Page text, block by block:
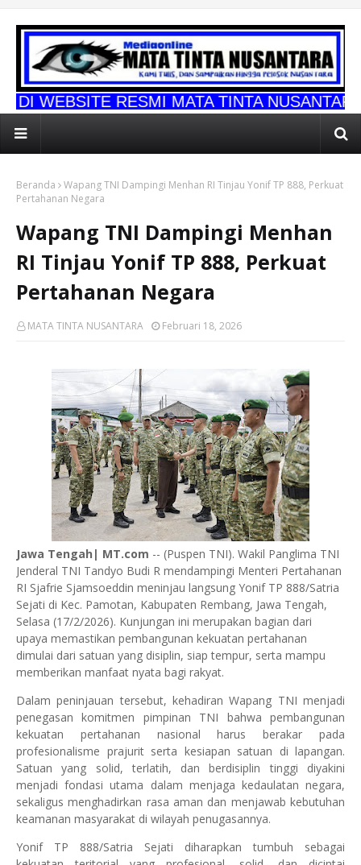
RESMI MATA TINTA NUSANTARA
Beranda
Wapang TNI Dampingi Menhan RI Tinjau Yonif TP 888, Perkuat
Pertahanan Negara
Wapang TNI Dampingi Menhan
RI Tinjau Yonif TP 888, Perkuat
Pertahanan Negara
MATA TINTA NUSANTARA Februari 18, 2026
Jawa Tengah| MT.com -- (Puspen TNI). Wakil Panglima TNI
Jenderal TNI Tandyo Budi R mendampingi Menteri Pertahanan
RI Sjafrie Sjamsoeddin meninjau langsung Yonif TP 888/Satria
Sejati di Kec. Pamotan, Kabupaten Rembang, Jawa Tengah,
Selasa (17/2/2026). Kunjungan ini merupakan bagian dari
upaya memastikan pembangunan kekuatan pertahanan
dimulai dari satuan yang disiplin, siap tempur, serta mampu
memberikan manfaat nyata bagi rakyat.
Dalam peninjauan tersebut, kehadiran Wapang TNI menjadi
penegasan komitmen pimpinan TNI bahwa pembangunan
kekuatan pertahanan nasional harus berakar pada
profesionalisme prajurit serta kesiapan satuan di lapangan.
Satuan yang solid, terlatih, dan berdisiplin tinggi diyakini
menjadi fondasi utama dalam menjaga kedaulatan negara,
sekaligus menghadirkan rasa aman dan menjawab kebutuhan
keamanan masyarakat di wilayah penugasannya.
Yonif TP 888/Satria Sejati diharapkan tumbuh sebagai